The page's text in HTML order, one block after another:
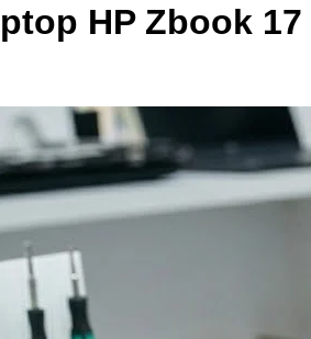
HP Zbook 17